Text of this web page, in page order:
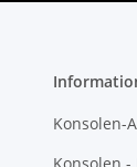
Konsolen-
Konsolen